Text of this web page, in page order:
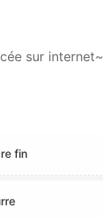
sur internet~
fin